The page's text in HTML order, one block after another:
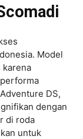
Model
karena
DS,
dengan
di roda
untuk